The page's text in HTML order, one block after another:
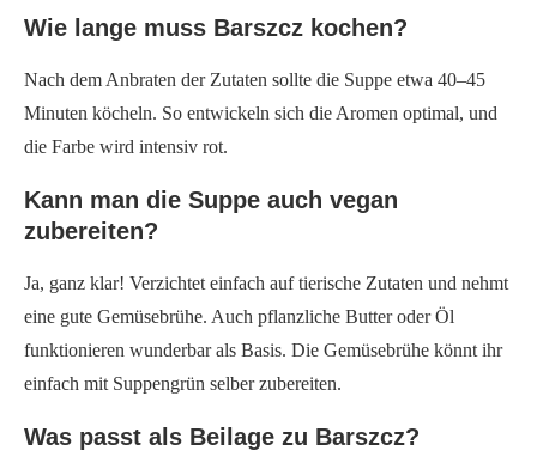
Wie lange muss Barszcz kochen?
Nach dem Anbraten der Zutaten sollte die Suppe etwa 40–45
Minuten köcheln. So entwickeln sich die Aromen optimal, und
die Farbe wird intensiv rot.
Kann man die Suppe auch vegan
zubereiten?
Ja, ganz klar! Verzichtet einfach auf tierische Zutaten und nehmt
eine gute Gemüsebrühe. Auch pflanzliche Butter oder Öl
funktionieren wunderbar als Basis. Die Gemüsebrühe könnt ihr
einfach mit Suppengrün selber zubereiten.
Was passt als Beilage zu Barszcz?